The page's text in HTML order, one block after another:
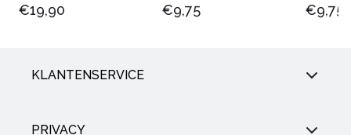
€19,90 €9,75 €9,75
KLANTENSERVICE
PRIVACY